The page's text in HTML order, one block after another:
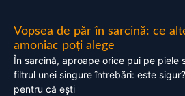
Vopsea de păr în sarcină: ce
amoniac poți alege
În sarcină, aproape orice pui pe piele
filtrul unei singure întrebări: este
pentru că ești